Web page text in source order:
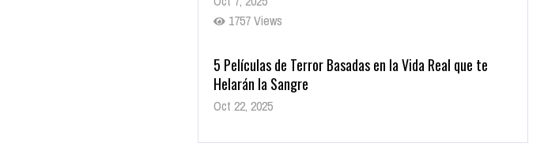
Oct 22, 2025
1337 Views
Revive el terror: El conjuro 4: Últimos ritos ya está